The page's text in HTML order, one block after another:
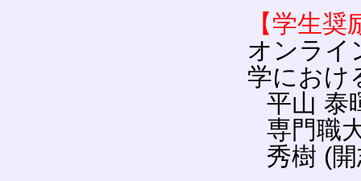
【学生奨
オンライ
学におけ
平山 泰
専門職
秀樹 (